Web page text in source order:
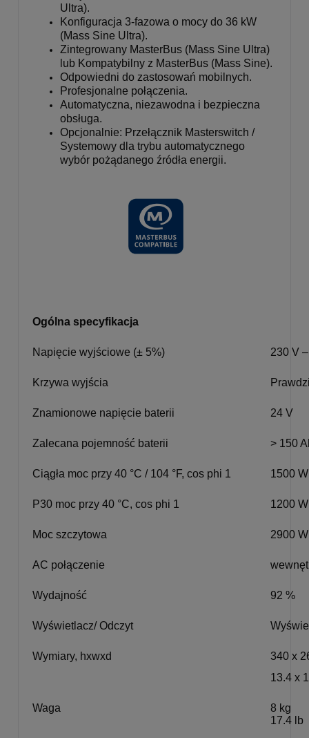
Ultra).
Konfiguracja 3-fazowa o mocy do 36 kW
(Mass Sine Ultra).
Zintegrowany MasterBus (Mass Sine Ultra)
lub Kompatybilny z MasterBus (Mass Sine).
Odpowiedni do zastosowań mobilnych.
Profesjonalne połączenia.
Automatyczna, niezawodna i bezpieczna
obsługa.
Opcjonalnie: Przełącznik Masterswitch /
Systemowy dla trybu automatycznego
wybór pożądanego źródła energii.
Ogólna specyfikacja
Napięcie wyjściowe (± 5%) 230 V
Krzywa wyjścia
Znamionowe napięcie baterii 24 V
Zalecana pojemność baterii > 150
Ciągła moc przy 40 °C / 104 °F, cos phi 1 1500 W
P30 moc przy 40 °C, cos phi 1 1200 W
Moc szczytowa 2900 W
AC połączenie
Wydajność 92 %
Wyświetlacz/ Odczyt
Wymiary, hxwxd
340 x
13.4 x
Waga
8 kg
17.4 lb